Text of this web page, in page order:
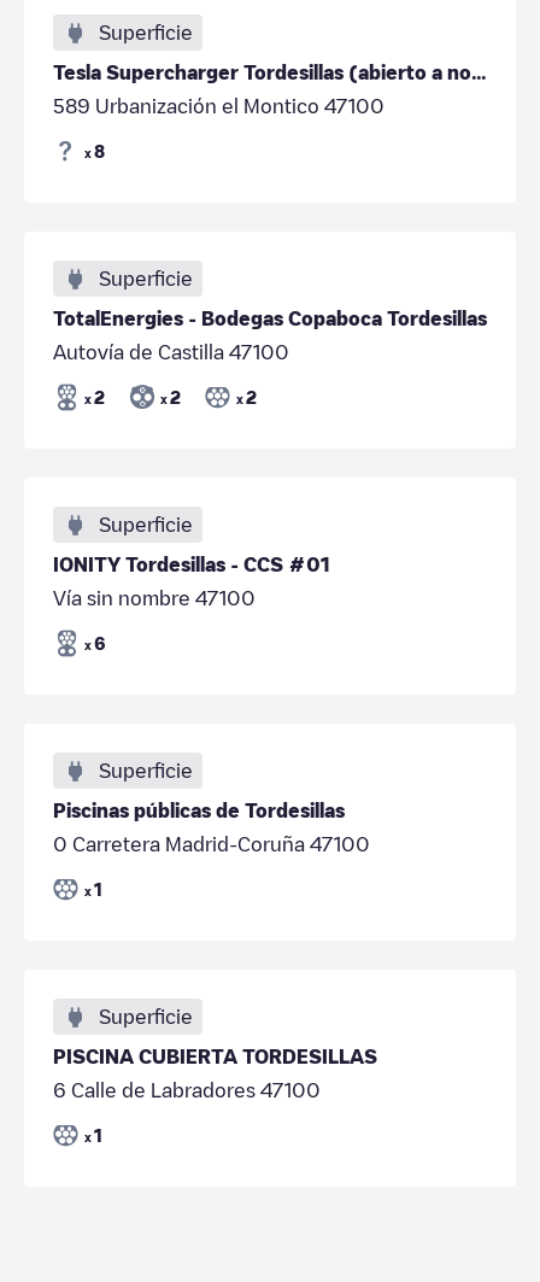
Superficie
Tesla Supercharger Tordesillas (abierto a no Teslas)
589 Urbanización el Montico 47100
x 8
Superficie
TotalEnergies - Bodegas Copaboca Tordesillas
Autovía de Castilla 47100
x 2 x 2 x 2
Superficie
IONITY Tordesillas - CCS #01
Vía sin nombre 47100
x 6
Superficie
Piscinas públicas de Tordesillas
0 Carretera Madrid-Coruña 47100
x 1
Superficie
PISCINA CUBIERTA TORDESILLAS
6 Calle de Labradores 47100
x 1